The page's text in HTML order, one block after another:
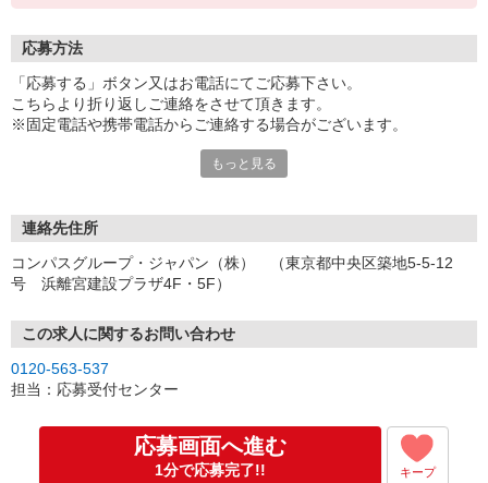
応募方法
「応募する」ボタン又はお電話にてご応募下さい。
こちらより折り返しご連絡をさせて頂きます。
※固定電話や携帯電話からご連絡する場合がございます。
［2］携帯のショートメッセージ（SMS）に質問フォームをお送り
メッセージに従ってご質問にご回答頂き、ご都合の良い面接日
程をご選択ください♪
連絡させて頂きます。
↓
［3］面接実施。履歴書（写真貼付）をお持ちください。
面接では仕事内容や職場についてなど、気になることやご希望は
［4］ 採用決定のご連絡。勤務開始日もお気軽にご相談ください。
もっと見る
連絡先住所
コンパスグループ・ジャパン（株） （東京都中央区築地5-5-12
号 浜離宮建設プラザ4F・5F）
この求人に関するお問い合わせ
0120-563-537
担当：応募受付センター
応募画面へ進む
1分で応募完了!! キープ